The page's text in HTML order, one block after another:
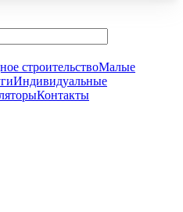
строительствоМалые
Индивидуальные
Контакты